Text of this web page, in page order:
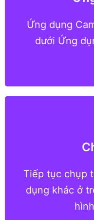
Ứng dụng
dưới Ứng
tính năng đầy
chú nhưng
súng ngay cả
Tiếp tục chụp
dụng khác ở
Lướt web,
thậm chí tắt
trong khi đang
bạn không
Camera ẩn